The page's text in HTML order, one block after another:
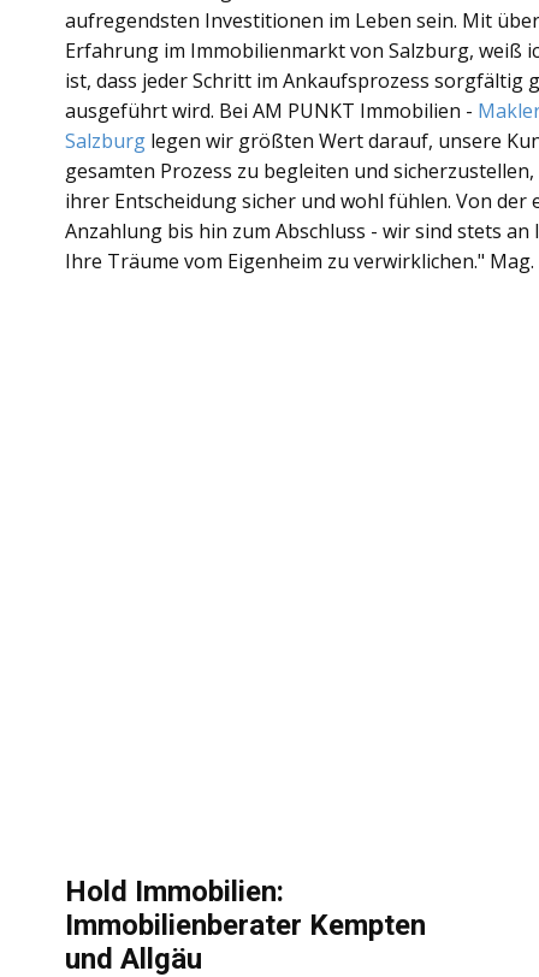
aufregendsten Investitionen im Leben sein. Mit
Erfahrung im Immobilienmarkt von Salzburg, weiß
ist, dass jeder Schritt im Ankaufsprozess sorgfältig
ausgeführt wird. Bei AM PUNKT Immobilien -
Salzburg legen wir größten Wert darauf, unsere
gesamten Prozess zu begleiten und sicherzustellen,
ihrer Entscheidung sicher und wohl fühlen. Von der
Anzahlung bis hin zum Abschluss - wir sind stets an
Ihre Träume vom Eigenheim zu verwirklichen."
Hold Immobilien:
Immobilienberater Kempten
und Allgäu